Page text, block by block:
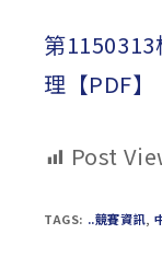
第
理【PDF】
Post
TAGS: ..競賽資訊,